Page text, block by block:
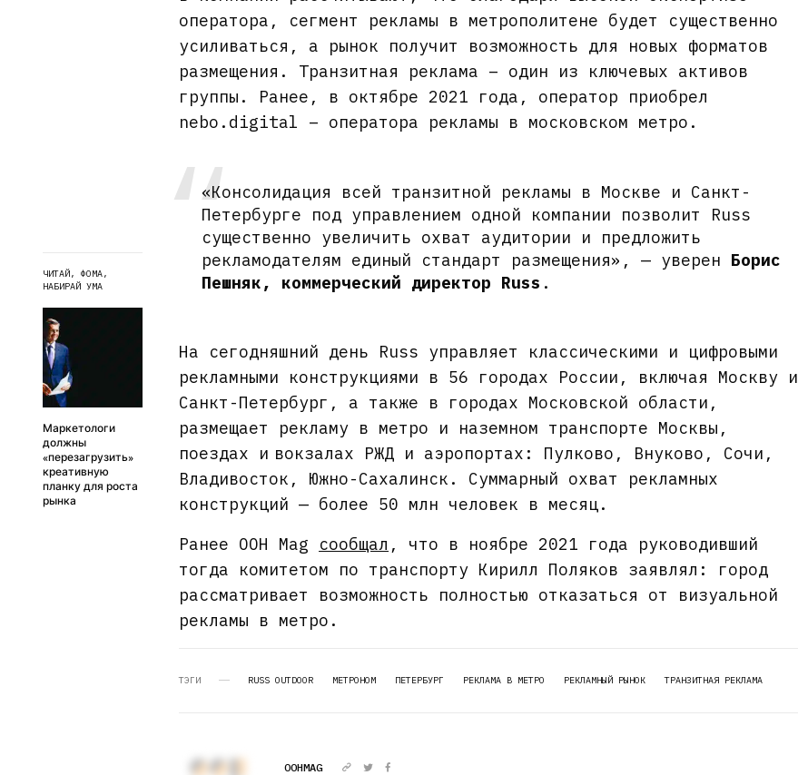
ЧИТАЙ, ФОМА,
НАБИРАЙ УМА
Маркетологи
должны
«перезагрузить»
креативную
планку для роста
рынка
оператора, сегмент рекламы в метрополитене будет существенно
усиливаться, а рынок получит возможность для новых форматов
размещения. Транзитная реклама – один из ключевых активов
группы. Ранее, в октябре 2021 года, оператор приобрел
nebo.digital – оператора рекламы в московском метро.
«Консолидация всей транзитной рекламы в Москве и Санкт-
Петербурге под управлением одной компании позволит Russ
существенно увеличить охват аудитории и предложить
рекламодателям единый стандарт размещения», — уверен Борис
Пешняк, коммерческий директор Russ .
На сегодняшний день Russ управляет классическими и цифровыми
рекламными конструкциями в 56 городах России, включая Москву и
Санкт-Петербург, а также в городах Московской области,
размещает рекламу в метро и наземном транспорте Москвы,
поездах и вокзалах РЖД и аэропортах: Пулково, Внуково, Сочи,
Владивосток, Южно-Сахалинск. Суммарный охват рекламных
конструкций — более 50 млн человек в месяц.
Ранее OOH Mag сообщал , что в ноябре 2021 года руководивший
тогда комитетом по транспорту Кирилл Поляков заявлял: город
рассматривает возможность полностью отказаться от визуальной
рекламы в метро.
ТЭГИ RUSS OUTDOOR МЕТРОНОМ ПЕТЕРБУРГ РЕКЛАМА В МЕТРО РЕКЛАМНЫЙ РЫНОК ТРАНЗИТНАЯ РЕКЛАМА
OOHMAG